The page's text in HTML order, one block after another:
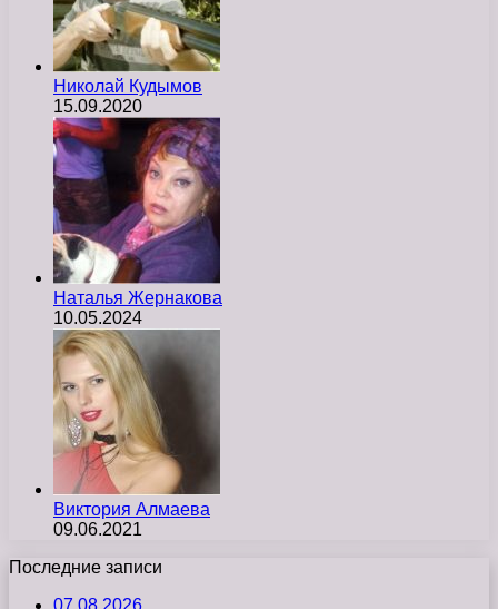
Николай Кудымов
15.09.2020
Наталья Жернакова
10.05.2024
Виктория Алмаева
09.06.2021
Последние записи